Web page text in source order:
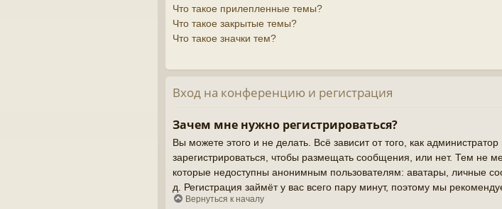
Что такое прилепленные темы?
Что такое закрытые темы?
Что такое значки тем?
Вход на конференцию и регистрация
Зачем мне нужно регистрироваться?
Вы можете этого и не делать. Всё зависит от того, как
зарегистрироваться, чтобы размещать сообщения, или нет. Тем не
которые недоступны анонимным пользователям: аватары, личные
д. Регистрация займёт у вас всего пару минут, поэтому мы
Вернуться к началу